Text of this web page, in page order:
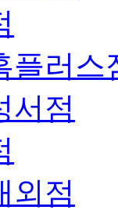
플러스
서점
외점